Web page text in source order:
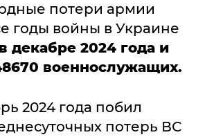
потери армии
годы войны в Украине
в декабре 2024 года и
военнослужащих.
2024 года побил
потерь ВС